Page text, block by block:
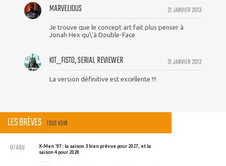
21 JANVIER 2013
MARVELIOUS
Je trouve que le concept art fait plus penser à
Jonah Hex qu\'à Double-Face
21 JANVIER 2013
KIT_FISTO, SERIAL REVIEWER
La version définitive est excellente !!!
LES BRÈVES TOUT VOIR
X-Men '97 : la saison 3 bien prévue pour 2027, et la
saison 4 pour 2028
07 AOU